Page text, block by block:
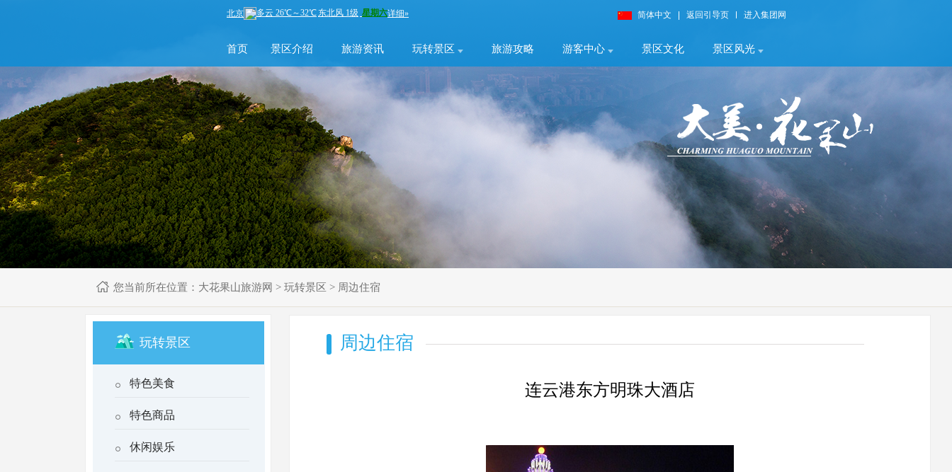
简体中文 返回引导页 进入集团网
首页 景区介绍 旅游资讯 玩转景区 旅游攻略 游客中心 景区文化 景区风光
您当前所在位置： 大花果山旅游网 > 玩转景区 > 周边住宿
玩转景区
特色美食
特色商品
休闲娱乐
周边住宿
连云港东方明珠大酒店